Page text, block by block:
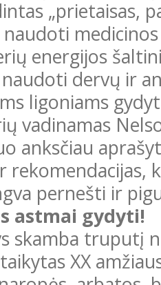
„prietaisas,
medicinos
energijos
dervų ir
ligoniams
vadinamas
anksčiau
rekomendacijas,
pernešti ir
astmai gydyti!
skamba truputį
XX